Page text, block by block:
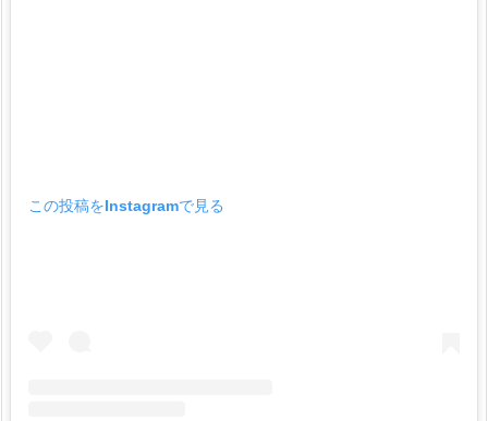
この投稿をInstagramで見る